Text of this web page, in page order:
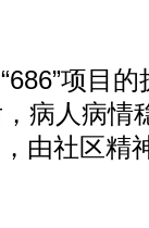
项目的
病人病情
由社区精